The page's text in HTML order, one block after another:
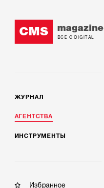
CMS magazine
ВСЕ О DIGITAL
ЖУРНАЛ
АГЕНТСТВА
ИНСТРУМЕНТЫ
Избранное